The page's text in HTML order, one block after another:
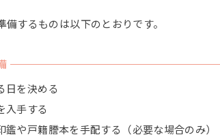
するものは以下のとおりです。
日を決める
入手する
鑑や戸籍謄本を手配する（必要な場合のみ）